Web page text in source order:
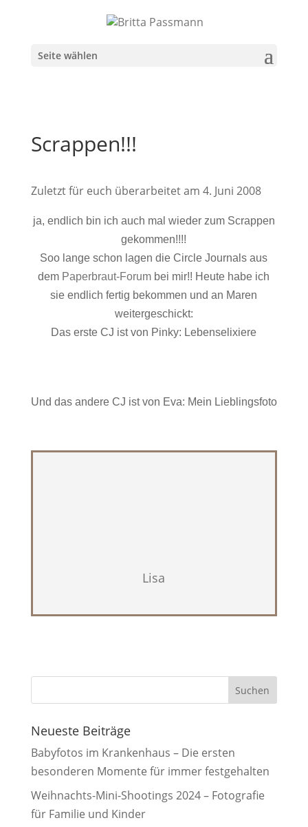
Seite wählen
Scrappen!!!
Zuletzt für euch überarbeitet am 4. Juni 2008
ja, endlich bin ich auch mal wieder zum Scrappen
gekommen!!!!
Soo lange schon lagen die Circle Journals aus
dem Paperbraut-Forum bei mir!! Heute habe ich
sie endlich fertig bekommen und an Maren
weitergeschickt:
Das erste CJ ist von Pinky: Lebenselixiere
Und das andere CJ ist von Eva: Mein Lieblingsfoto
Lisa
Neueste Beiträge
Babyfotos im Krankenhaus – Die ersten
besonderen Momente für immer festgehalten
Weihnachts-Mini-Shootings 2024 – Fotografie
für Familie und Kinder